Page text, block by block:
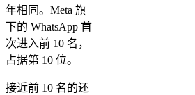
年相同。Meta 旗
下的 WhatsApp 首
次进入前 10 名，
占据第 10 位。
接近前 10 名的还